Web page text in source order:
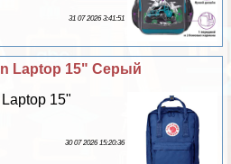
31 07 2026 3:41:51
Laptop 15" Серый
15"
30 07 2026 15:20:36